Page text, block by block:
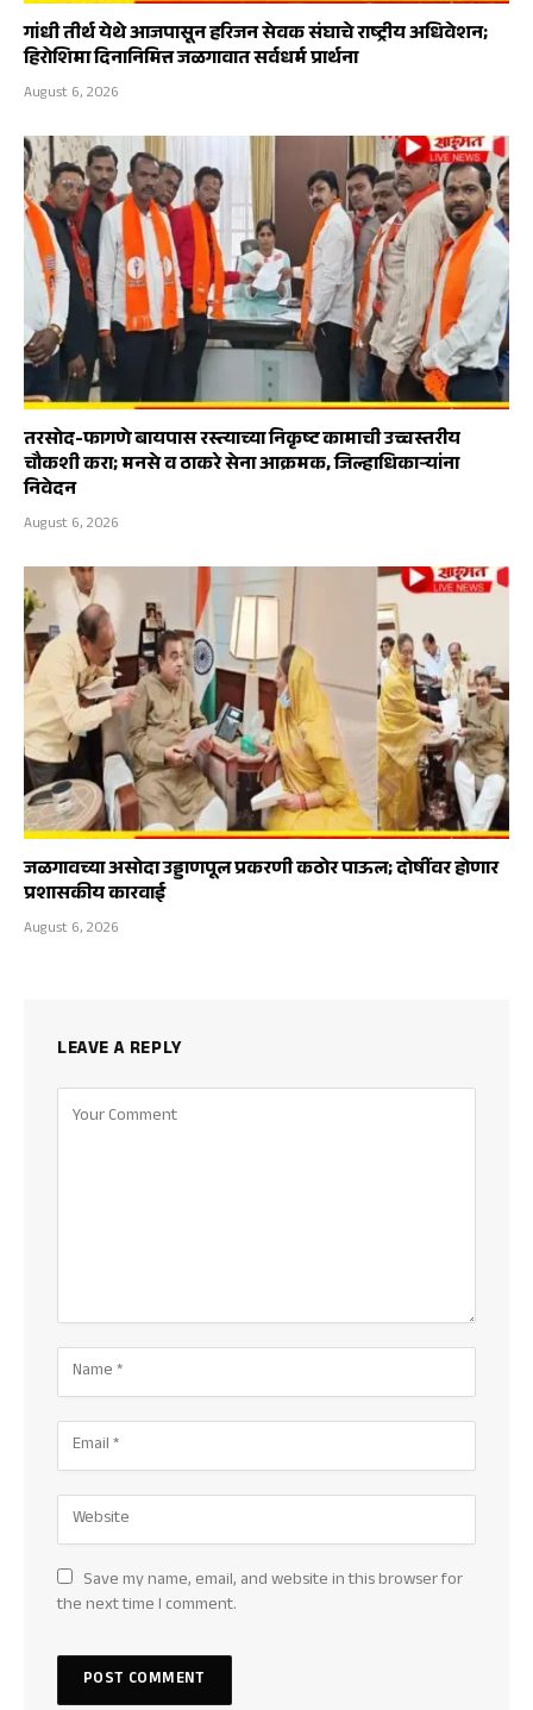
गांधी तीर्थ येथे आजपासून हरिजन सेवक संघाचे राष्ट्रीय अधिवेशन;
हिरोशिमा दिनानिमित्त जळगावात सर्वधर्म प्रार्थना
August 6, 2026
तरसोद-फागणे बायपास रस्त्याच्या निकृष्ट कामाची उच्चस्तरीय
चौकशी करा; मनसे व ठाकरे सेना आक्रमक, जिल्हाधिकाऱ्यांना
निवेदन
August 6, 2026
जळगावच्या असोदा उड्डाणपूल प्रकरणी कठोर पाऊल; दोषींवर होणार
प्रशासकीय कारवाई
August 6, 2026
LEAVE A REPLY
Save my name, email, and website in this browser for
the next time I comment.